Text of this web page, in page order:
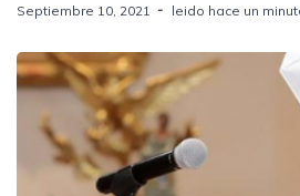
Septiembre 10, 2021 leido hace un